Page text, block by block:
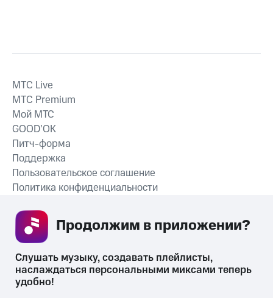
СКАЧАТЬ ПРИЛОЖЕНИЕ
MTС Live
MTС Premium
Мой МТС
GOOD’OK
Питч-форма
Поддержка
Пользовательское соглашение
Политика конфиденциальности
Слушать музыку, создавать плейлисты,
наслаждаться персональными миксами теперь
удобно!